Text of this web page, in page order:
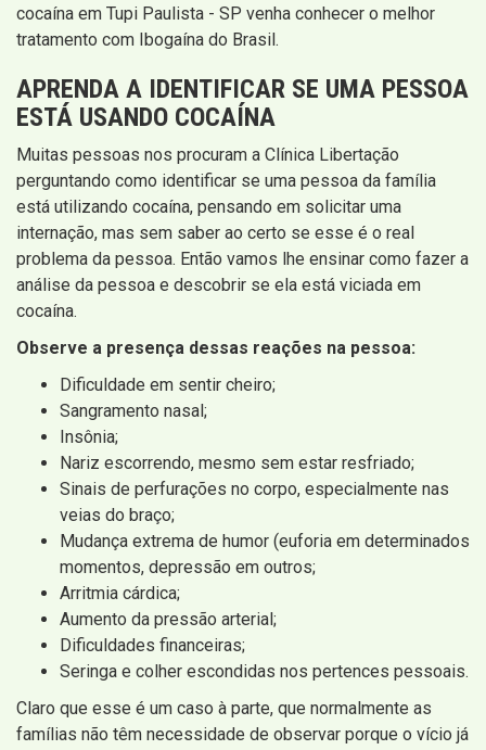
cocaína em Tupi Paulista - SP venha conhecer o melhor
tratamento com Ibogaína do Brasil.
APRENDA A IDENTIFICAR SE UMA PESSOA
ESTÁ USANDO COCAÍNA
Muitas pessoas nos procuram a Clínica Libertação
perguntando como identificar se uma pessoa da família
está utilizando cocaína, pensando em solicitar uma
internação, mas sem saber ao certo se esse é o real
problema da pessoa. Então vamos lhe ensinar como fazer a
análise da pessoa e descobrir se ela está viciada em
cocaína.
Observe a presença dessas reações na pessoa:
Dificuldade em sentir cheiro;
Sangramento nasal;
Insônia;
Nariz escorrendo, mesmo sem estar resfriado;
Sinais de perfurações no corpo, especialmente nas
veias do braço;
Mudança extrema de humor (euforia em determinados
momentos, depressão em outros;
Arritmia cárdica;
Aumento da pressão arterial;
Dificuldades financeiras;
Seringa e colher escondidas nos pertences pessoais.
Claro que esse é um caso à parte, que normalmente as
famílias não têm necessidade de observar porque o vício já